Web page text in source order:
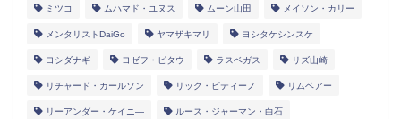
ミツコ ムハマド・ユヌス ムーン山田 メイソン・カリー
メンタリストDaiGo ヤマザキマリ ヨシタケシンスケ
ヨシダナギ ヨゼフ・ピタウ ラスベガス リズ山崎
リチャード・カールソン リック・ピティーノ リムベアー
リーアンダー・ケイニ― ルース・ジャーマン・白石